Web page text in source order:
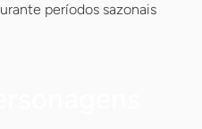
períodos sazonais